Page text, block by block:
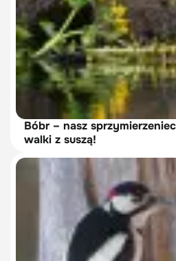
Bóbr – nasz
walki z suszą!